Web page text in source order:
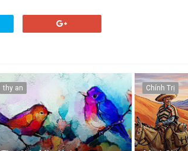
thy an Chính Trị